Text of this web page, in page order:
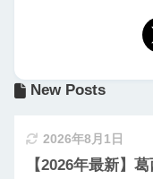
New Posts
2026年8月1日
【2026年最新】